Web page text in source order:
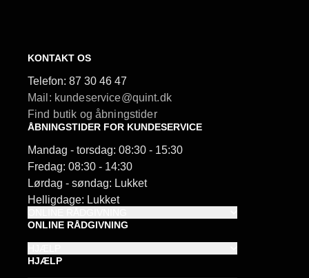
KONTAKT OS
Telefon: 87 30 46 47
Mail: kundeservice@quint.dk
Find butik og åbningstider
ÅBNINGSTIDER FOR KUNDESERVICE
Mandag - torsdag: 08:30 - 15:30
Fredag: 08:30 - 14:30
Lørdag - søndag: Lukket
Helligdage: Lukket
ONLINE RÅDGIVNING
HJÆLP